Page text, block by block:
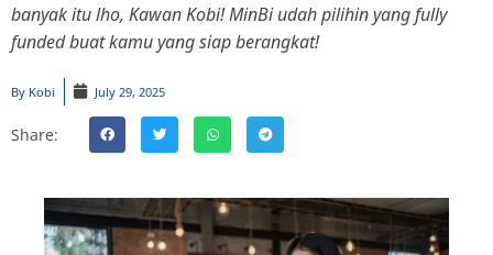
banyak itu lho, Kawan Kobi! MinBi udah pilihin yang fully
funded buat kamu yang siap berangkat!
By Kobi July 29, 2025
Share: